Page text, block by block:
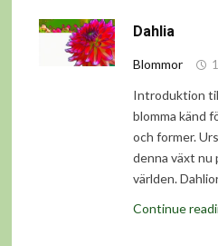
Dahlia
Blommor
Introduktion
blomma känd
och former.
denna växt nu
världen.
Continue